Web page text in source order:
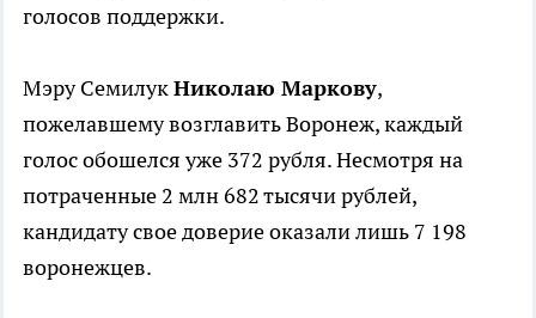
голосов поддержки.
Мэру СемилукНиколаю Маркову,
пожелавшему возглавить Воронеж, каждый
голос обошелся уже 372 рубля. Несмотря на
потраченные 2 млн 682 тысячи рублей,
кандидату свое доверие оказали лишь 7 198
воронежцев.